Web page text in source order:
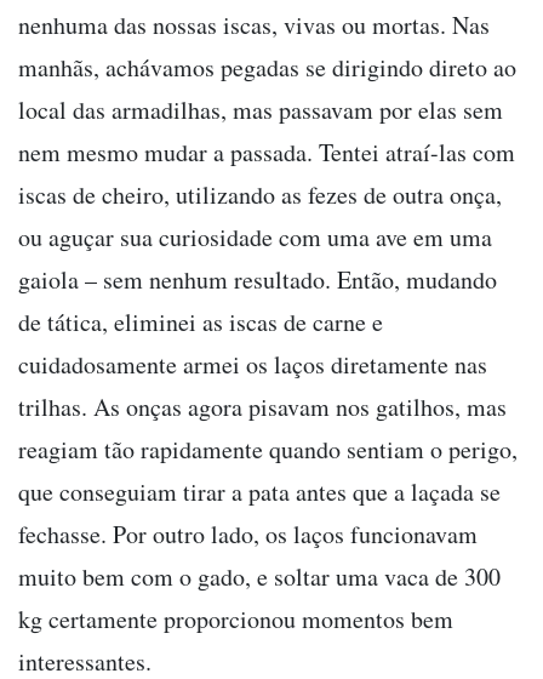
nenhuma das nossas iscas, vivas ou mortas. Nas
manhãs, achávamos pegadas se dirigindo direto ao
local das armadilhas, mas passavam por elas sem
nem mesmo mudar a passada. Tentei atraí-las com
iscas de cheiro, utilizando as fezes de outra onça,
ou aguçar sua curiosidade com uma ave em uma
gaiola – sem nenhum resultado. Então, mudando
de tática, eliminei as iscas de carne e
cuidadosamente armei os laços diretamente nas
trilhas. As onças agora pisavam nos gatilhos, mas
reagiam tão rapidamente quando sentiam o perigo,
que conseguiam tirar a pata antes que a laçada se
fechasse. Por outro lado, os laços funcionavam
muito bem com o gado, e soltar uma vaca de 300
kg certamente proporcionou momentos bem
interessantes.